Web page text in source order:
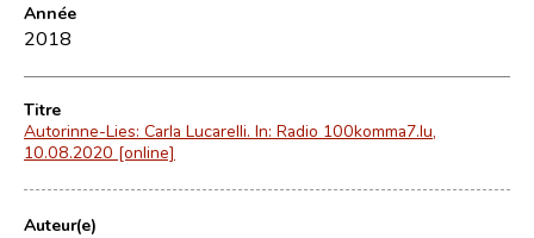
Année
2018
Titre
Autorinne-Lies: Carla Lucarelli. In: Radio 100komma7.lu,
10.08.2020 [online]
Auteur(e)